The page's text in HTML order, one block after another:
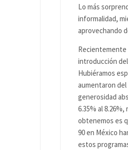
Lo más
informalidad,
aprovechando
Recientemente
introducción
Hubiéramos
aumentaron del
generosidad
6.35% al
obtenemos es
90 en México
estos